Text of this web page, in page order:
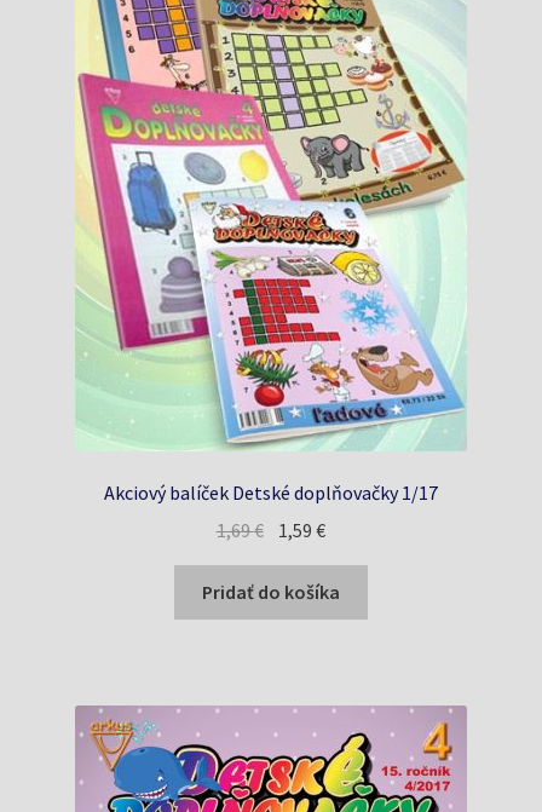
Akciový balíček Detské doplňovačky 1/17
1,69€ Pôvodná
cena
bola:
1,69 €.
1,59€Aktuálna
cena
je:
1,59 €.
Pridať do košíka